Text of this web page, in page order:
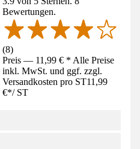
Bewertungen.
(8)
Preis — 11,99 € * Alle Preise
inkl. MwSt. und ggf. zzgl.
Versandkosten pro ST11,99
€*/ ST